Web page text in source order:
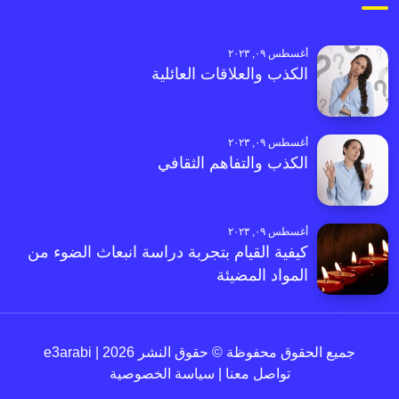
أغسطس ٠٩, ٢٠٢٣
الكذب والعلاقات العائلية
أغسطس ٠٩, ٢٠٢٣
الكذب والتفاهم الثقافي
أغسطس ٠٩, ٢٠٢٣
كيفية القيام بتجربة دراسة انبعاث الضوء من
المواد المضيئة
جميع الحقوق محفوظة © حقوق النشر 2026 | e3arabi
تواصل معنا
سياسة الخصوصية